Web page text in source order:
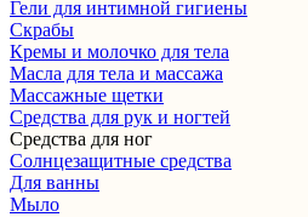
Гели для интимной гигиены
Скрабы
Кремы и молочко для тела
Масла для тела и массажа
Массажные щетки
Cредства для рук и ногтей
Средства для ног
Солнцезащитные средства
Для ванны
Мыло